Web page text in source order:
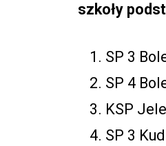
szkoły
SP 3
SP 4
KSP
SP 3